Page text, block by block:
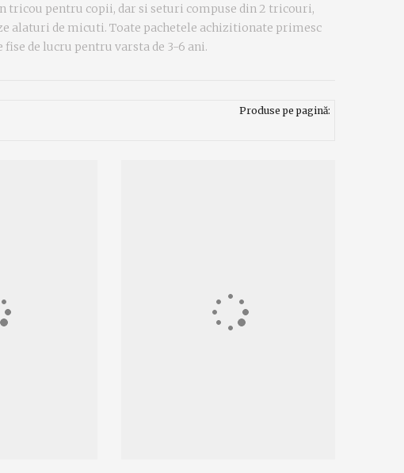
tricou pentru copii, dar si seturi compuse din 2 tricouri,
alaturi de micuti. Toate pachetele achizitionate primesc
fise de lucru pentru varsta de 3-6 ani.
Produse pe pagină: